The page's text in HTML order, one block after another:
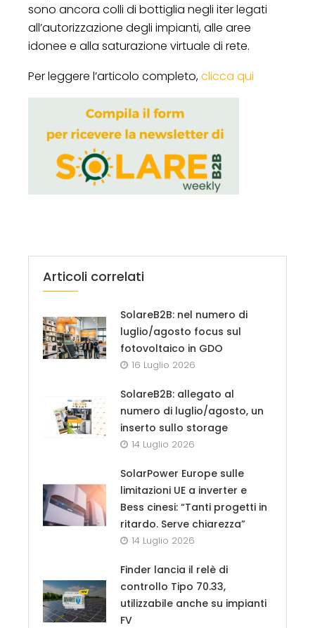
sono ancora colli di bottiglia negli iter legati
all’autorizzazione degli impianti, alle aree
idonee e alla saturazione virtuale di rete.
Per leggere l’articolo completo,clicca qui
Articoli correlati
SolareB2B: nel numero di
luglio/agosto focus sul
fotovoltaico in GDO
16 Luglio 2026
SolareB2B: allegato al
numero di luglio/agosto, un
inserto sullo storage
14 Luglio 2026
SolarPower Europe sulle
limitazioni UE a inverter e
Bess cinesi: “Tanti progetti in
ritardo. Serve chiarezza”
14 Luglio 2026
Finder lancia il relè di
controllo Tipo 70.33,
utilizzabile anche su impianti
FV